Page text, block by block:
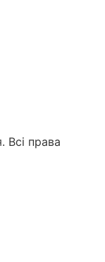
Всі права